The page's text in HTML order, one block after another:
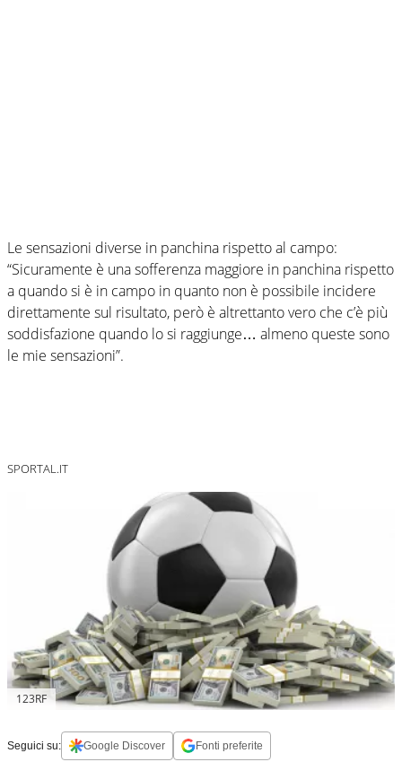
Le sensazioni diverse in panchina rispetto al campo:
“Sicuramente è una sofferenza maggiore in panchina rispetto
a quando si è in campo in quanto non è possibile incidere
direttamente sul risultato, però è altrettanto vero che c’è più
soddisfazione quando lo si raggiunge… almeno queste sono
le mie sensazioni”.
SPORTAL.IT
123RF
Seguici su: Google Discover Fonti preferite